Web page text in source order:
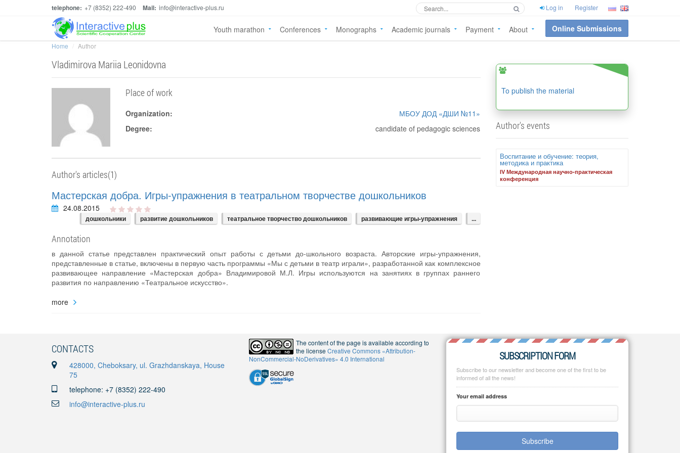
telephone: +7 (8352) 222-490 Mail: info@interactive-plus.ru Log in Register
Youth marathon Conferences Monographs Academic journals Payment About Online Submissions
Home Author
Vladimirova Mariia Leonidovna
Place of work
Organization:
МБОУ ДОД «ДШИ №11»
Degree:
candidate of pedagogic sciences
Author's articles(1)
Мастерская добра. Игры-упражнения в театральном творчестве дошкольников
24.08.2015
дошкольники развитие дошкольников театральное творчество дошкольников развивающие игры-упражнения ...
Annotation
в данной статье представлен практический опыт работы с детьми до-школьного возраста. Авторские игры-упражнения,
представленные в статье, включены в первую часть программы «Мы с детьми в театр играли», разработанной как комплексное
развивающее направление «Мастерская добра» Владимировой М.Л. Игры используются на занятиях в группах раннего
развития по направлению «Театральное искусство».
more
To publish the material
Author's events
Воспитание и обучение: теория,
методика и практика
IV Международная научно-практическая
конференция
CONTACTS
428000, Cheboksary, ul. Grazhdanskaya, House
75
telephone: +7 (8352) 222-490
info@interactive-plus.ru
The content of the page is available according to
the licenseCreative Commons «Attribution-
NonCommercial-NoDerivatives» 4.0 International
SUBSCRIPTION FORM
Subscribe to our newsletter and become one of the first to be
informed of all the news!
Your email address
Subscribe